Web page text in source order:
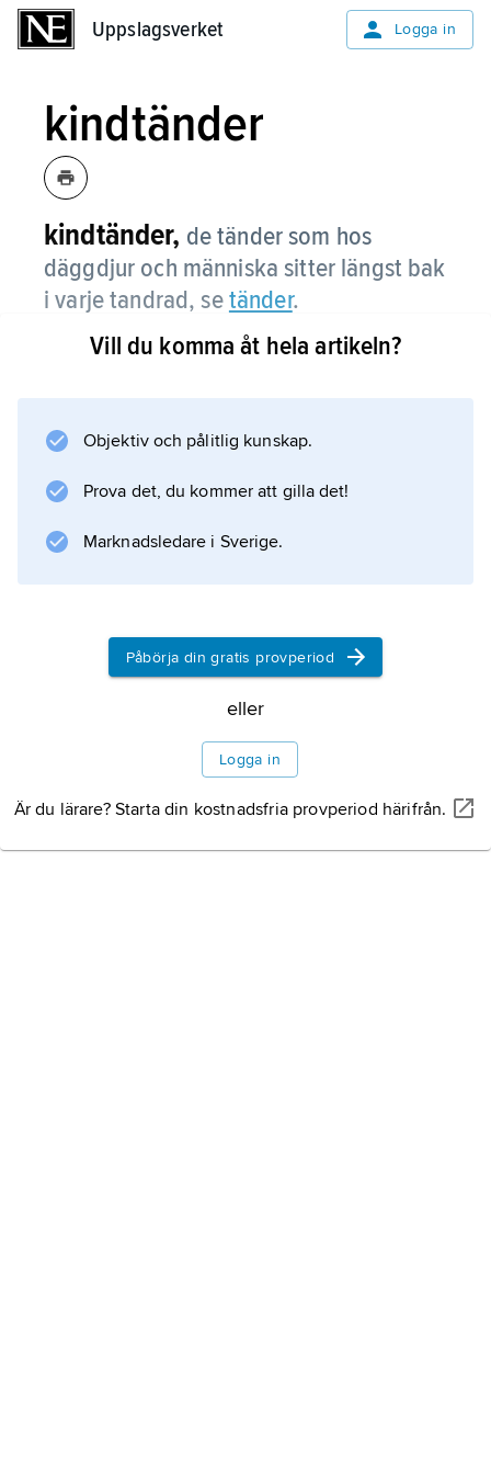
Uppslagsverket Logga in
kindtänder
kindtänder, de tänder som hos
däggdjur och människa sitter längst bak
i varje tandrad, setänder.
Information om artikeln
Vill du komma åt hela artikeln?
Objektiv och pålitlig kunskap.
Prova det, du kommer att gilla det!
Marknadsledare i Sverige.
Påbörja din gratis provperiod
eller
Logga in
Är du lärare? Starta din kostnadsfria provperiod härifrån.